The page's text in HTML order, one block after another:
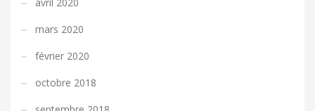
mars 2020
février 2020
octobre 2018